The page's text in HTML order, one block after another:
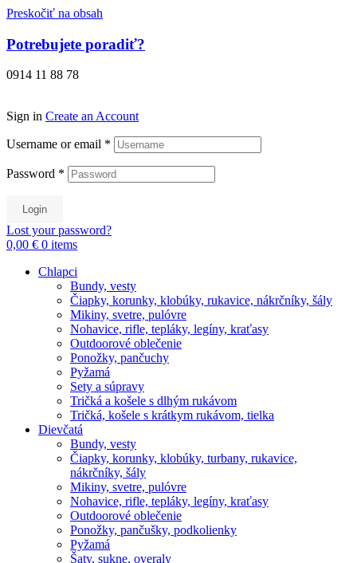
Preskočiť na obsah
Potrebujete poradiť?
0914 11 88 78
Sign in Create an Account
Username or email *
Password *
Login
Lost your password?
0,00 € 0 items
Chlapci
Bundy, vesty
Čiapky, korunky, klobúky, rukavice, nákrčníky, šály
Mikiny, svetre, pulóvre
Nohavice, rifle, tepláky, legíny, kraťasy
Outdoorové oblečenie
Ponožky, pančuchy
Pyžamá
Sety a súpravy
Tričká a košele s dlhým rukávom
Tričká, košele s krátkym rukávom, tielka
Dievčatá
Bundy, vesty
Čiapky, korunky, klobúky, turbany, rukavice,
nákrčníky, šály
Mikiny, svetre, pulóvre
Nohavice, rifle, tepláky, legíny, kraťasy
Outdoorové oblečenie
Ponožky, pančušky, podkolienky
Pyžamá
Šaty, sukne, overaly